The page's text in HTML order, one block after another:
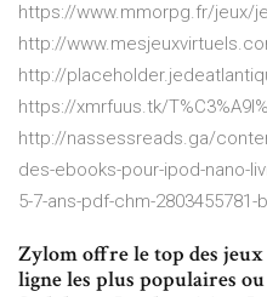
https://www.mmorpg.fr/jeux/
http://
http://
https://xmrfuus.tk/
http://nassessreads.ga/
des-ebooks-pour-ipod-nano-
5-7-ans-pdf-chm-
Zylom offre le top des jeux
ligne les plus populaires